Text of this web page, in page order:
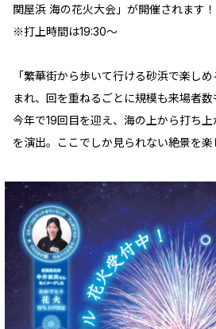
関屋浜 海の花火大会」が開催されます！
※打上時間は19:30～
「繁華街から歩いて行ける砂浜で楽し
まれ、回を重ねるごとに規模も来場者数
今年で19回目を迎え、海の上から打ち
を演出。ここでしか見られない絶景を